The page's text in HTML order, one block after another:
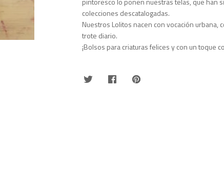
colecciones descatalogadas.
Nuestros Lolitos nacen con vocación urbana,
trote diario.
¡Bolsos para criaturas felices y con un toque